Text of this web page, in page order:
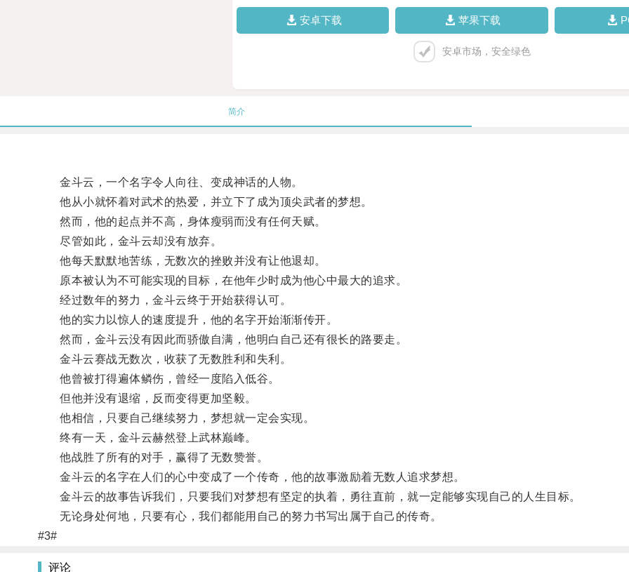
安卓下载 苹果下载
安卓市场，安全绿色
简介
金斗云，一个名字令人向往、变成神话的人物。
他从小就怀着对武术的热爱，并立下了成为顶尖武者的梦想。
然而，他的起点并不高，身体瘦弱而没有任何天赋。
尽管如此，金斗云却没有放弃。
他每天默默地苦练，无数次的挫败并没有让他退却。
原本被认为不可能实现的目标，在他年少时成为他心中最大的追求。
经过数年的努力，金斗云终于开始获得认可。
他的实力以惊人的速度提升，他的名字开始渐渐传开。
然而，金斗云没有因此而骄傲自满，他明白自己还有很长的路要走。
金斗云赛战无数次，收获了无数胜利和失利。
他曾被打得遍体鳞伤，曾经一度陷入低谷。
但他并没有退缩，反而变得更加坚毅。
他相信，只要自己继续努力，梦想就一定会实现。
终有一天，金斗云赫然登上武林巅峰。
他战胜了所有的对手，赢得了无数赞誉。
金斗云的名字在人们的心中变成了一个传奇，他的故事激励着无数人追求梦想。
金斗云的故事告诉我们，只要我们对梦想有坚定的执着，勇往直前，就一定能够实现自己的人生目标。
无论身处何地，只要有心，我们都能用自己的努力书写出属于自己的传奇。
#3#
评论